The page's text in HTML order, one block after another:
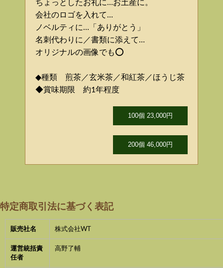
ちょっとしたお礼に…お土産に。
会社のロゴを入れて…
ノベルティに…「ありがとう」
名刺代わりに／書類に添えて…
オリジナルの画像でも⭕️
◆種類 煎茶／玄米茶／和紅茶／ほうじ茶
◆賞味期限 約1年程度
100個 23,000円
200個 46,000円
特定商取引法に基づく表記
販売社名 株式会社WT
運営統括責
任者
高野了輔